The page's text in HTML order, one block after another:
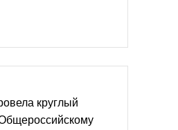
круглый